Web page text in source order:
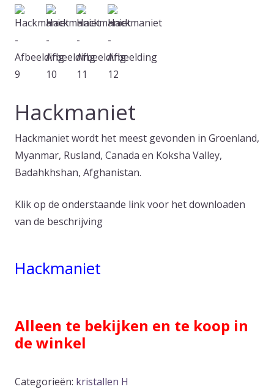
Hackmaniet
Hackmaniet wordt het meest gevonden in Groenland,
Myanmar, Rusland, Canada en Koksha Valley,
Badahkhshan, Afghanistan.
Klik op de onderstaande link voor het downloaden
van de beschrijving
Hackmaniet
Alleen te bekijken en te koop in
de winkel
Categorieën: kristallen H